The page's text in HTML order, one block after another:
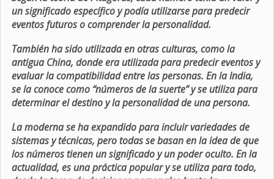
un significado específico y podía utilizarse para predecir
eventos futuros o comprender la personalidad.
También ha sido utilizada en otras culturas, como la
antigua China, donde era utilizada para predecir eventos y
evaluar la compatibilidad entre las personas. En la India,
se la conoce como “números de la suerte” y se utiliza para
determinar el destino y la personalidad de una persona.
La moderna se ha expandido para incluir variedades de
sistemas y técnicas, pero todas se basan en la idea de que
los números tienen un significado y un poder oculto. En la
actualidad, es una práctica popular y se utiliza para todo,